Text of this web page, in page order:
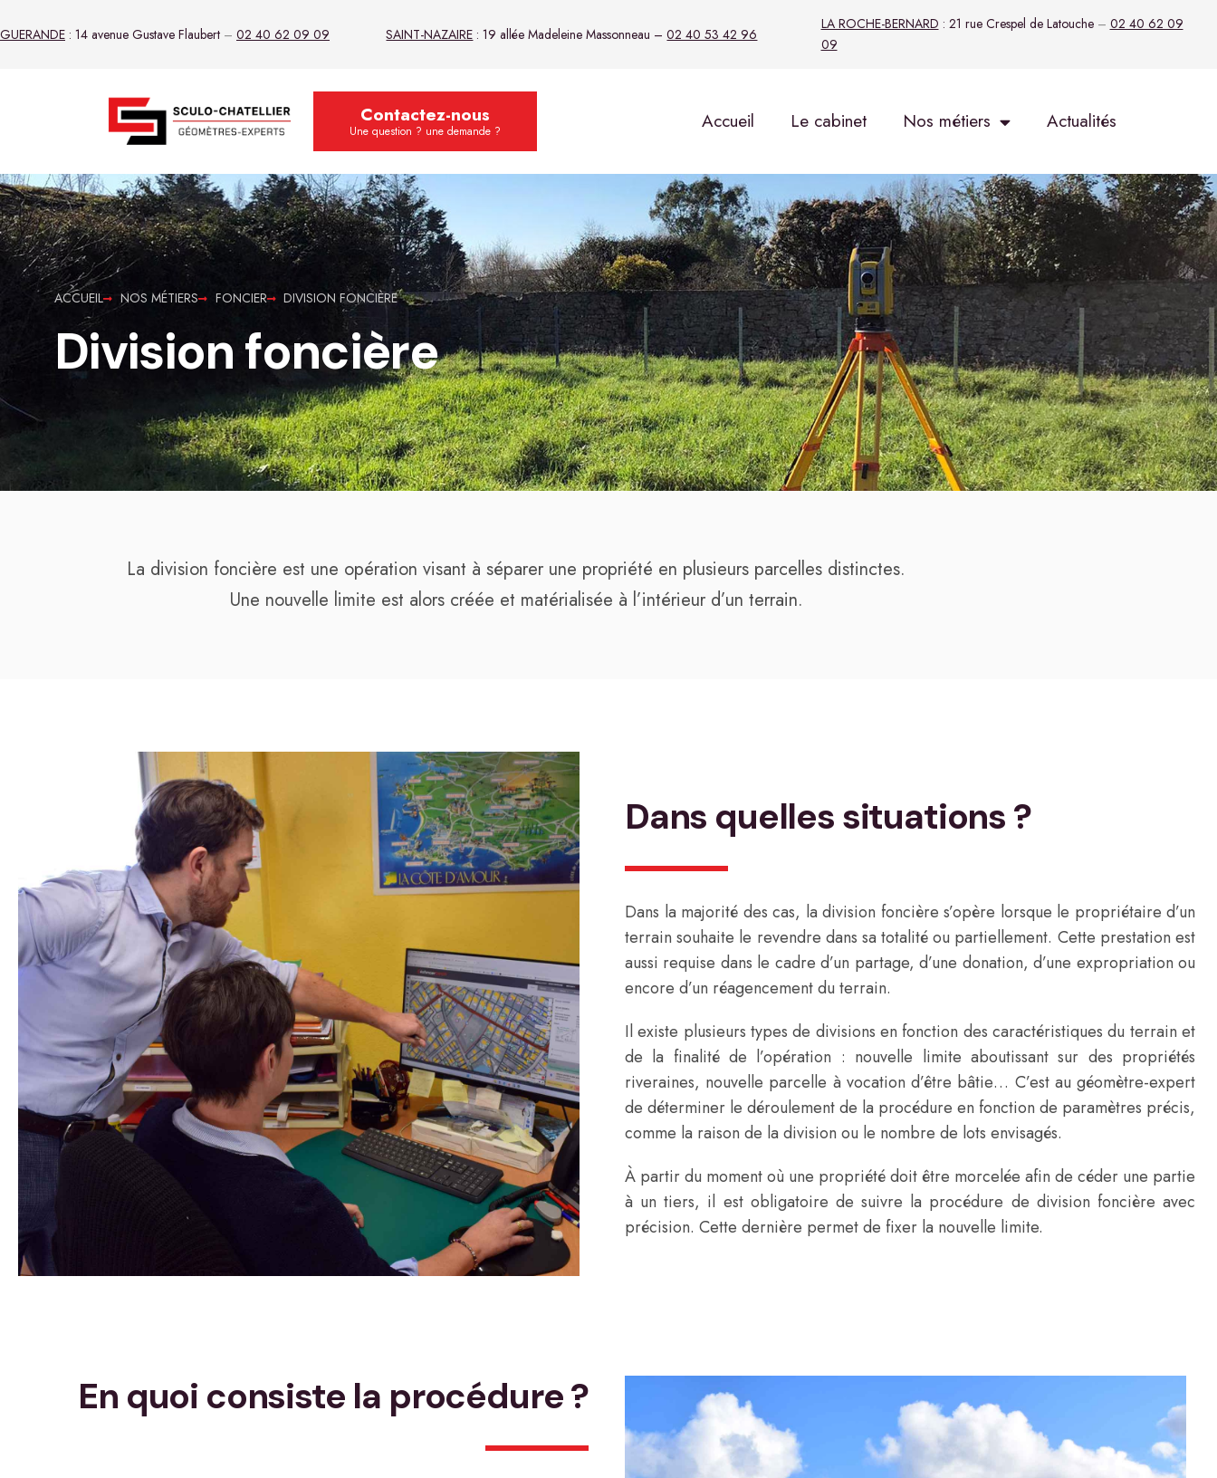
GUERANDE : 14 avenue Gustave Flaubert – 02 40 62 09 09 SAINT-NAZAIRE : 19 allée Madeleine Massonneau –02 40 53 42 96
LA ROCHE-BERNARD : 21 rue Crespel de Latouche– 02 40 62 09
09
Contactez-nous
Une question ? une demande ? Accueil Le cabinet Nos métiers Actualités
ACCUEIL NOS MÉTIERS FONCIER DIVISION FONCIÈRE
Division foncière
La division foncière est une opération visant à séparer une propriété en plusieurs parcelles distinctes.
Une nouvelle limite est alors créée et matérialisée à l’intérieur d’un terrain.
Dans quelles situations ?
Dans la majorité des cas, la division foncière s’opère lorsque le propriétaire d’un
terrain souhaite le revendre dans sa totalité ou partiellement. Cette prestation est
aussi requise dans le cadre d’un partage, d’une donation, d’une expropriation ou
encore d’un réagencement du terrain.
Il existe plusieurs types de divisions en fonction des caractéristiques du terrain et
de la finalité de l’opération : nouvelle limite aboutissant sur des propriétés
riveraines, nouvelle parcelle à vocation d’être bâtie… C’est au géomètre-expert
de déterminer le déroulement de la procédure en fonction de paramètres précis,
comme la raison de la division ou le nombre de lots envisagés.
À partir du moment où une propriété doit être morcelée afin de céder une partie
à un tiers, il est obligatoire de suivre la procédure de division foncière avec
précision. Cette dernière permet de fixer la nouvelle limite.
En quoi consiste la procédure ?